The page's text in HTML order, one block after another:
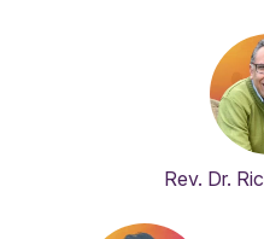
Rev. Dr.